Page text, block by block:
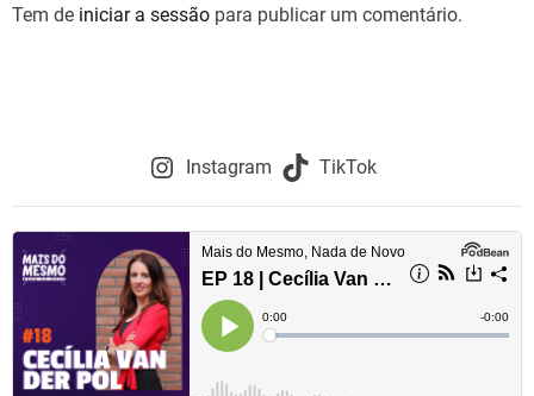
Tem de iniciar a sessão para publicar um comentário.
Instagram TikTok